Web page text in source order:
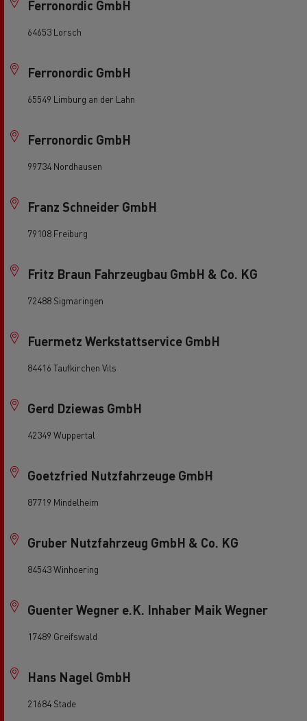
Ferronordic GmbH
64653 Lorsch
Ferronordic GmbH
65549 Limburg an der Lahn
Ferronordic GmbH
99734 Nordhausen
Franz Schneider GmbH
79108 Freiburg
Fritz Braun Fahrzeugbau GmbH & Co. KG
72488 Sigmaringen
Fuermetz Werkstattservice GmbH
84416 Taufkirchen Vils
Gerd Dziewas GmbH
42349 Wuppertal
Goetzfried Nutzfahrzeuge GmbH
87719 Mindelheim
Gruber Nutzfahrzeug GmbH & Co. KG
84543 Winhoering
Guenter Wegner e.K. Inhaber Maik Wegner
17489 Greifswald
Hans Nagel GmbH
21684 Stade